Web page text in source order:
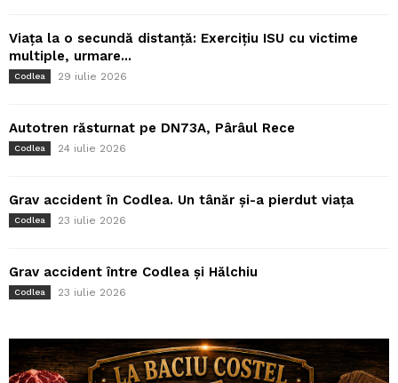
Viața la o secundă distanță: Exercițiu ISU cu victime
multiple, urmare...
Codlea 29 iulie 2026
Autotren răsturnat pe DN73A, Pârâul Rece
Codlea 24 iulie 2026
Grav accident în Codlea. Un tânăr și-a pierdut viața
Codlea 23 iulie 2026
Grav accident între Codlea și Hălchiu
Codlea 23 iulie 2026